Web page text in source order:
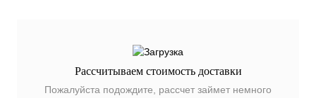
Рассчитываем стоимость доставки
Пожалуйста подождите, рассчет займет немного